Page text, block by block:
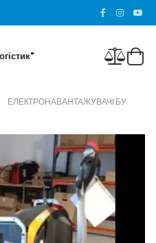
ЕЛЕКТРОНАВАНТАЖУВАЧІ БУ